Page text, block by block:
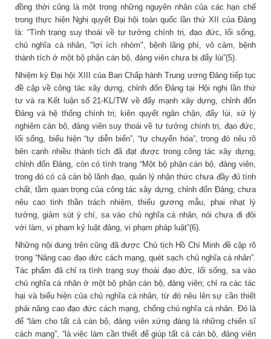
đồng thời cũng là một trong những nguyên nhân của các hạn chế
trong thực hiện Nghị quyết Đại hội toàn quốc lần thứ XII của Đảng
là: “Tình trạng suy thoái về tư tưởng chính trị, đạo đức, lối sống,
chủ nghĩa cá nhân, "lợi ích nhóm", bệnh lãng phí, vô cảm, bệnh
thành tích ở một bộ phận cán bộ, đảng viên chưa bị đẩy lùi”(5).
Nhiệm kỳ Đại hội XIII của Ban Chấp hành Trung ương Đảng tiếp tục
đề cập về công tác xây dựng, chỉnh đốn Đảng tại Hội nghị lần thứ
tư và ra Kết luận số 21-KL/TW về đẩy mạnh xây dựng, chỉnh đốn
Đảng và hệ thống chính trị; kiên quyết ngăn chặn, đẩy lùi, xử lý
nghiêm cán bộ, đảng viên suy thoái về tư tưởng chính trị, đạo đức,
lối sống, biểu hiện “tự diễn biến”, “tự chuyển hóa”, trong đó nêu rõ
bên cạnh nhiều thành tích đã đạt được trong công tác xây dựng,
chỉnh đốn Đảng, còn có tình trạng “Một bộ phận cán bộ, đảng viên,
trong đó có cả cán bộ lãnh đạo, quản lý nhận thức chưa đầy đủ tính
chất, tầm quan trọng của công tác xây dựng, chỉnh đốn Đảng; chưa
nêu cao tinh thần trách nhiệm, thiếu gương mẫu, phai nhạt lý
tưởng, giảm sút ý chí, sa vào chủ nghĩa cá nhân, nói chưa đi đôi
với làm, vi phạm kỷ luật đảng, vi phạm pháp luật”(6).
Những nội dung trên cũng đã được Chủ tịch Hồ Chí Minh đề cập rõ
trong “Nâng cao đạo đức cách mạng, quét sạch chủ nghĩa cá nhân”.
Tác phẩm đã chỉ ra tình trạng suy thoái đạo đức, lối sống, sa vào
chủ nghĩa cá nhân ở một bộ phận cán bộ, đảng viên; chỉ ra các tác
hại và biểu hiện của chủ nghĩa cá nhân, từ đó nêu lên sự cần thiết
phải nâng cao đạo đức cách mạng, chống chủ nghĩa cá nhân. Đó là
để “làm cho tất cả cán bộ, đảng viên xứng đáng là những chiến sĩ
cách mạng”, “là việc làm cần thiết để giúp tất cả cán bộ, đảng viên